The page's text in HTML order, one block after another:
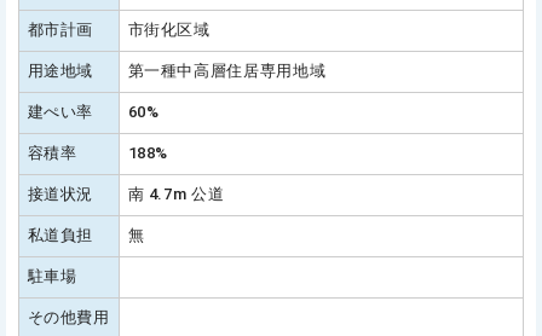
都市計画 市街化区域
用途地域 第一種中高層住居専用地域
建ぺい率 60%
容積率 188%
接道状況 南 4.7m 公道
私道負担 無
駐車場
その他費用